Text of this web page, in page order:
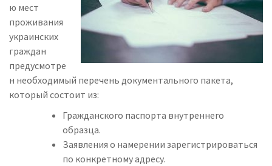
ю мест
проживания
украинских
граждан
предусмотре
н необходимый перечень документального пакета,
который состоит из:
Гражданского паспорта внутреннего
образца.
Заявления о намерении зарегистрироваться
по конкретному адресу.